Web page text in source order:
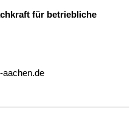
für betriebliche
aachen.de